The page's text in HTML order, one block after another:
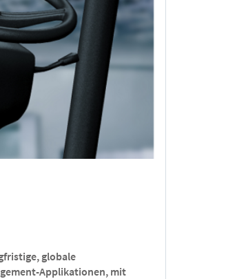
globale
Applikationen, mit